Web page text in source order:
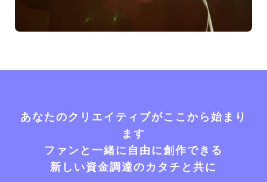
あなたのクリエイティブがここから始まり
ます
ファンと一緒に自由に創作できる
新しい資金調達のカタチと共に